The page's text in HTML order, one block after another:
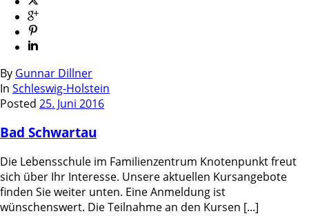
By Gunnar Dillner
In Schleswig-Holstein
Posted 25. Juni 2016
Bad Schwartau
Die Lebensschule im Familienzentrum Knotenpunkt freut
sich über Ihr Interesse. Unsere aktuellen Kursangebote
finden Sie weiter unten. Eine Anmeldung ist
wünschenswert. Die Teilnahme an den Kursen [...]